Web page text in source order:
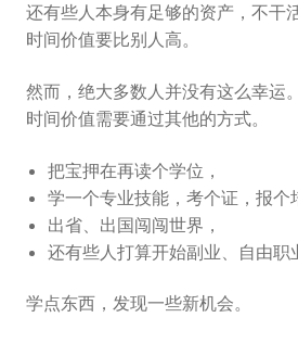
还有些人本身有足够的资产，不干
时间价值要比别人高。
然而，绝大多数人并没有这么幸运
时间价值需要通过其他的方式。
把宝押在再读个学位，
学一个专业技能，考个证，报个
出省、出国闯闯世界，
还有些人打算开始副业、自由职
学点东西，发现一些新机会。